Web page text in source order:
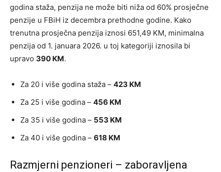
godina staža, penzija ne može biti niža od 60% prosječne
penzije u FBiH iz decembra prethodne godine. Kako
trenutna prosječna penzija iznosi 651,49 KM, minimalna
penzija od 1. januara 2026. u toj kategoriji iznosila bi
upravo 390 KM.
Za 20 i više godina staža – 423 KM
Za 25 i više godina – 456 KM
Za 35 i više godina – 553 KM
Za 40 i više godina – 618 KM
Razmjerni penzioneri – zaboravljena